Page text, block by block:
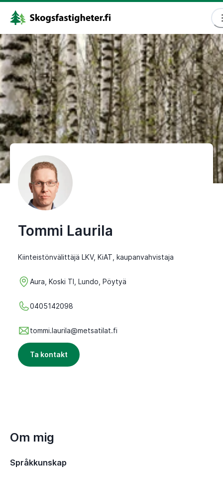
Tommi Laurila
Kiinteistönvälittäjä LKV, KiAT, kaupanvahvistaja
Aura, Koski Tl, Lundo, Pöytyä
0405142098
tommi.laurila@metsatilat.fi
Ta kontakt
Om mig
Språkkunskap